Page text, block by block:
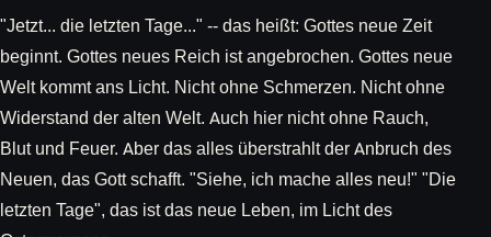
"Jetzt... die letzten Tage..." -- das heißt: Gottes neue Zeit
beginnt. Gottes neues Reich ist angebrochen. Gottes neue
Welt kommt ans Licht. Nicht ohne Schmerzen. Nicht ohne
Widerstand der alten Welt. Auch hier nicht ohne Rauch,
Blut und Feuer. Aber das alles überstrahlt der Anbruch des
Neuen, das Gott schafft. "Siehe, ich mache alles neu!" "Die
letzten Tage", das ist das neue Leben, im Licht des